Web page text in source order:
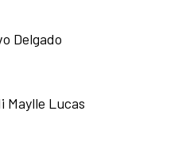
Delgado
Maylle Lucas